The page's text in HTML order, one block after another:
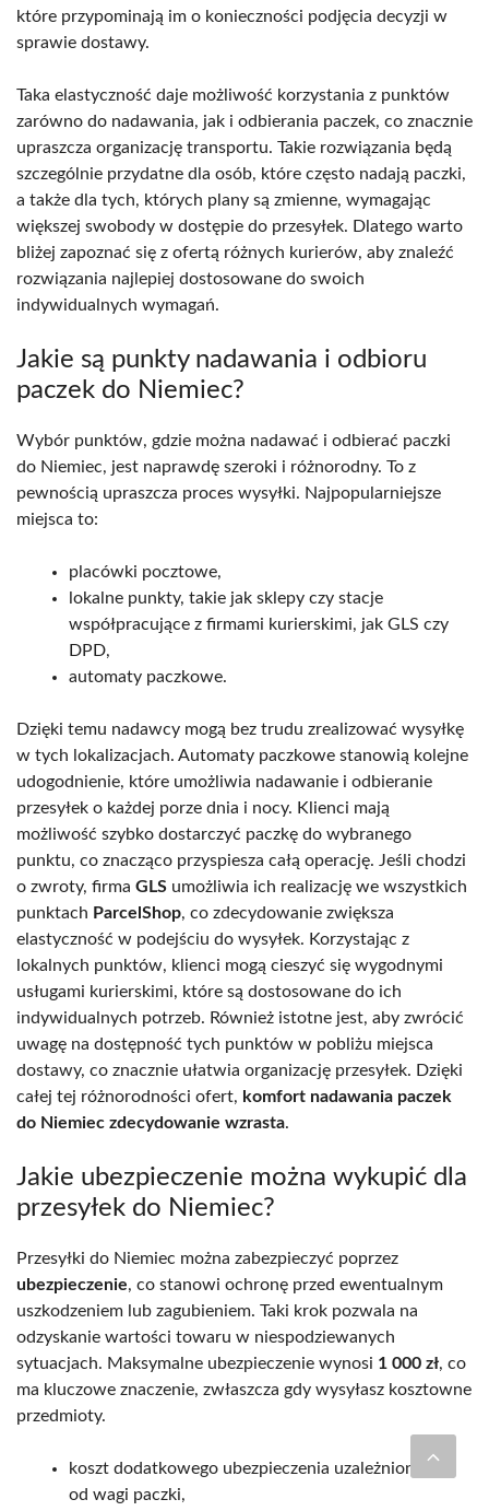
które przypominają im o konieczności podjęcia decyzji w
sprawie dostawy.
Taka elastyczność daje możliwość korzystania z punktów
zarówno do nadawania, jak i odbierania paczek, co znacznie
upraszcza organizację transportu. Takie rozwiązania będą
szczególnie przydatne dla osób, które często nadają paczki,
a także dla tych, których plany są zmienne, wymagając
większej swobody w dostępie do przesyłek. Dlatego warto
bliżej zapoznać się z ofertą różnych kurierów, aby znaleźć
rozwiązania najlepiej dostosowane do swoich
indywidualnych wymagań.
Jakie są punkty nadawania i odbioru
paczek do Niemiec?
Wybór punktów, gdzie można nadawać i odbierać paczki
do Niemiec, jest naprawdę szeroki i różnorodny. To z
pewnością upraszcza proces wysyłki. Najpopularniejsze
miejsca to:
placówki pocztowe,
lokalne punkty, takie jak sklepy czy stacje
współpracujące z firmami kurierskimi, jak GLS czy
DPD,
automaty paczkowe.
Dzięki temu nadawcy mogą bez trudu zrealizować wysyłkę
w tych lokalizacjach. Automaty paczkowe stanowią kolejne
udogodnienie, które umożliwia nadawanie i odbieranie
przesyłek o każdej porze dnia i nocy. Klienci mają
możliwość szybko dostarczyć paczkę do wybranego
punktu, co znacząco przyspiesza całą operację. Jeśli chodzi
o zwroty, firma GLS umożliwia ich realizację we wszystkich
punktach ParcelShop, co zdecydowanie zwiększa
elastyczność w podejściu do wysyłek. Korzystając z
lokalnych punktów, klienci mogą cieszyć się wygodnymi
usługami kurierskimi, które są dostosowane do ich
indywidualnych potrzeb. Również istotne jest, aby zwrócić
uwagę na dostępność tych punktów w pobliżu miejsca
dostawy, co znacznie ułatwia organizację przesyłek. Dzięki
całej tej różnorodności ofert, komfort nadawania paczek
do Niemiec zdecydowanie wzrasta.
Jakie ubezpieczenie można wykupić dla
przesyłek do Niemiec?
Przesyłki do Niemiec można zabezpieczyć poprzez
ubezpieczenie, co stanowi ochronę przed ewentualnym
uszkodzeniem lub zagubieniem. Taki krok pozwala na
odzyskanie wartości towaru w niespodziewanych
sytuacjach. Maksymalne ubezpieczenie wynosi 1 000 zł, co
ma kluczowe znaczenie, zwłaszcza gdy wysyłasz kosztowne
przedmioty.
koszt dodatkowego ubezpieczenia uzależniony jest
od wagi paczki,